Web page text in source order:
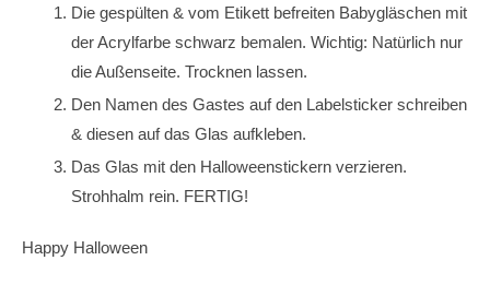
Die gespülten & vom Etikett befreiten Babygläschen mit
der Acrylfarbe schwarz bemalen. Wichtig: Natürlich nur
die Außenseite. Trocknen lassen.
Den Namen des Gastes auf den Labelsticker schreiben
& diesen auf das Glas aufkleben.
Das Glas mit den Halloweenstickern verzieren.
Strohhalm rein. FERTIG!
Happy Halloween